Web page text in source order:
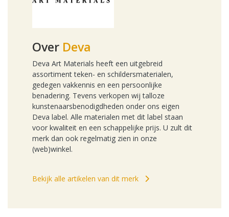
Over Deva
Deva Art Materials heeft een uitgebreid
assortiment teken- en schildersmaterialen,
gedegen vakkennis en een persoonlijke
benadering. Tevens verkopen wij talloze
kunstenaarsbenodigdheden onder ons eigen
Deva label. Alle materialen met dit label staan
voor kwaliteit en een schappelijke prijs. U zult dit
merk dan ook regelmatig zien in onze
(web)winkel.
Bekijk alle artikelen van dit merk